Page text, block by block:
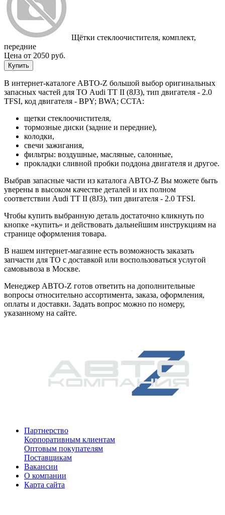
Щётки стеклоочистителя, комплект,
передние
Цена от 2050 руб.
Купить
В интернет-каталоге АВТО-Z большой выбор оригинальных
запасных частей для ТО Audi TT II (8J3), тип двигателя - 2.0
TFSI, код двигателя - BPY; BWA; CCTA:
щетки стеклоочистителя,
тормозные диски (задние и передние),
колодки,
свечи зажигания,
фильтры: воздушные, масляные, салонные,
прокладки сливной пробки поддона двигателя и другое.
Выбрав запасные части из каталога АВТО-Z Вы можете быть
уверены в высоком качестве деталей и их полном
соответствии Audi TT II (8J3), тип двигателя - 2.0 TFSI.
Чтобы купить выбранную деталь достаточно кликнуть по
кнопке «купить» и действовать дальнейшим инструкциям на
странице оформления товара.
В нашем интернет-магазине есть возможность заказать
запчасти для ТО с доставкой или воспользоваться услугой
самовывоза в Москве.
Менеджер АВТО-Z готов ответить на дополнительные
вопросы относительно ассортимента, заказа, оформления,
оплаты и доставки. Задать вопрос можно по номеру,
указанному на сайте.
Партнерство
Корпоративным клиентам
Оптовым покупателям
Поставщикам
Вакансии
О компании
Карта сайта